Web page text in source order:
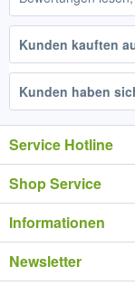
Kunden kauften
Kunden haben
Service Hotline
Shop Service
Informationen
Newsletter